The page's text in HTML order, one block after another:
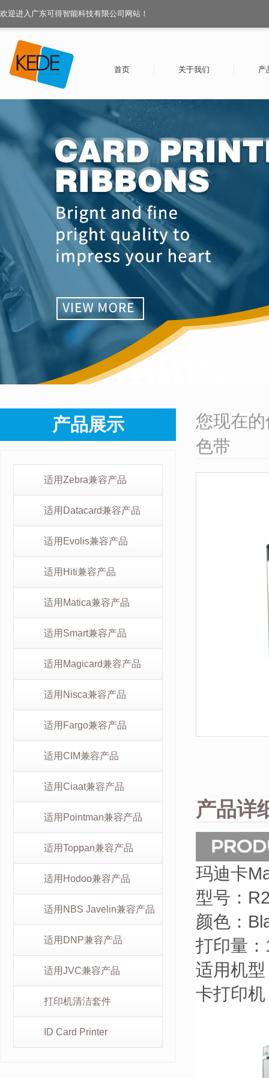
欢迎进入广东可得智能科技有限公司网站！
首页 关于我们 产
产品展示
适用Zebra兼容产品
适用Datacard兼容产品
适用Evolis兼容产品
适用Hiti兼容产品
适用Matica兼容产品
适用Smart兼容产品
适用Magicard兼容产品
适用Nisca兼容产品
适用Fargo兼容产品
适用CIM兼容产品
适用Ciaat兼容产品
适用Pointman兼容产品
适用Toppan兼容产品
适用Hodoo兼容产品
适用NBS Javelin兼容产品
适用DNP兼容产品
适用JVC兼容产品
打印机清洁套件
ID Card Printer
您现在
色带
产品详
玛迪卡
型号：
颜色：
打印量
适用机
卡打印机